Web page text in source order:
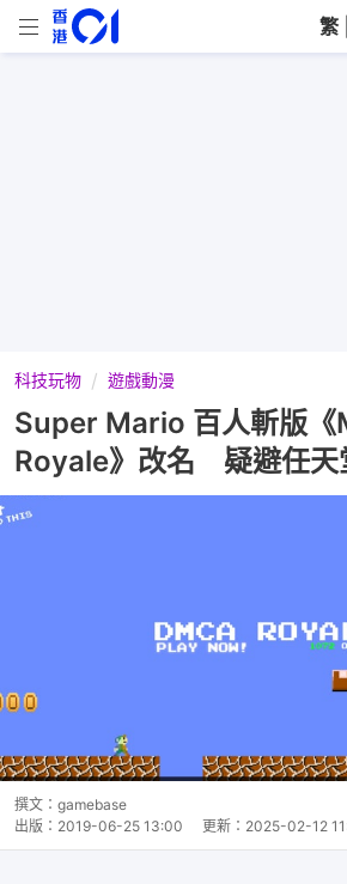
繁
科技玩物 遊戲動漫
Super Mario 百人斬版
Royale》改名 疑避任天
撰文： gamebase
出版： 2019-06-25 13:00 更新： 2025-02-12